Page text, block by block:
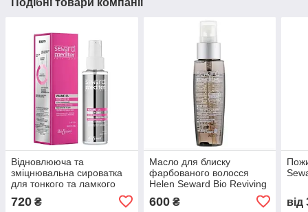
Подібні товари компанії
Відновлююча та
зміцнювальна сироватка
для тонкого та ламкого
волосся Volume Body-Filler
2/L Seward Mediter
720 ₴
Масло для блиску
фарбованого волосся
Helen Seward Bio Reviving
600₴ від